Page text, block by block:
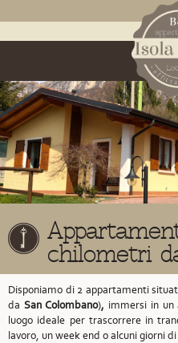
chilometri
Disponiamo di 2 appartamenti
da San Colombano), immersi in
luogo ideale per trascorrere in
lavoro, un week end o alcuni giorni di